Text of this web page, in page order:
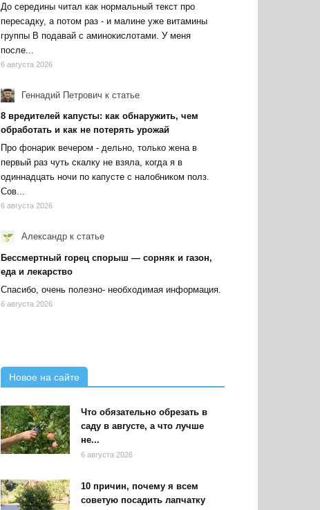
До середины читал как нормальный текст про
пересадку, а потом раз - и малине уже витамины
группы В подавай с аминокислотами. У меня
после...
6 августа 2026
Геннадий Петрович к статье
8 вредителей капусты: как обнаружить, чем
обработать и как не потерять урожай
Про фонарик вечером - дельно, только жена в
первый раз чуть скалку не взяла, когда я в
одиннадцать ночи по капусте с налобником полз.
Сов...
6 августа 2026
Александр к статье
Бессмертный горец спорыш — сорняк и газон,
еда и лекарство
Спасибо, очень полезно- необходимая информация.
6 августа 2026
Новое на сайте
Что обязательно обрезать в
саду в августе, а что лучше
не...
6 августа 2026
10 причин, почему я всем
советую посадить лапчатку